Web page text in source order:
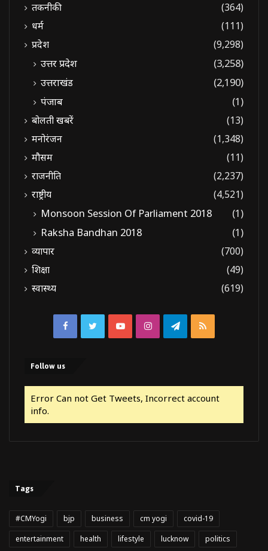
तकनीकी
(364)
धर्म
(111)
प्रदेश
(9,298)
उत्तर प्रदेश
(3,258)
उत्तराखंड
(2,190)
पंजाब
(1)
बोलती खबरें
(13)
मनोरंजन
(1,348)
मौसम
(11)
राजनीति
(2,237)
राष्ट्रीय
(4,521)
Monsoon Session Of Parliament 2018
(1)
Raksha Bandhan 2018
(1)
व्यापार
(700)
शिक्षा
(49)
स्वास्थ्य
(619)
FacebookTwitterYouTubeInstagramTelegram
RSS
Follow us
Error Can not Get Tweets, Incorrect account
info.
Tags
#CMYogi bjp business cm yogi
covid-19
entertainment
health lifestyle lucknow politics